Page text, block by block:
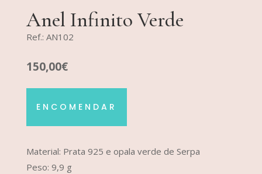
Anel Infinito Verde
Ref.: AN102
150,00€
ENCOMENDAR
Material: Prata 925 e opala verde de Serpa
Peso: 9,9 g